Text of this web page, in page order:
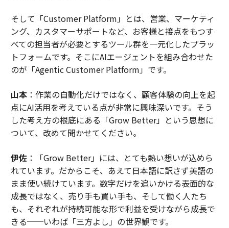
そして「Customer Platform」とは、営業、マーケティ
ング、カスタマーサポートなど、お客様と接点をもつす
べての担当者が必要とするツール群を一元化したプラッ
トフォームです。そこにAIエージェントを組み合わせた
のが「Agentic Customer Platform」です。
山本：作業の自動化だけではなく、顧客体験の向上を起
点にAI活用を考えている点が非常に興味深いです。そう
した考え方の根底にある「Grow Better」という思想に
ついて、改めて聞かせてください。
伊佐：「Grow Better」には、とても熱い想いが込めら
れています。だからこそ、あえて日本語に訳さず英語の
まま使い続けています。数字だけを追いかける表面的な
成長ではなく、売り手も買い手も、そして働く人たち
も、それぞれが持続可能な形で利益を受けながら成長で
きる──いわば「三方よし」の世界観です。